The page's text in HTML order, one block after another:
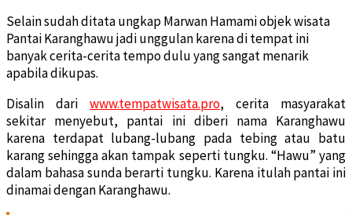
Selain sudah ditata ungkap Marwan Hamami objek wisata
Pantai Karanghawu jadi unggulan karena di tempat ini
banyak cerita-cerita tempo dulu yang sangat menarik
apabila dikupas.
Disalin dari www.tempatwisata.pro, cerita masyarakat
sekitar menyebut, pantai ini diberi nama Karanghawu
karena terdapat lubang-lubang pada tebing atau batu
karang sehingga akan tampak seperti tungku. “Hawu” yang
dalam bahasa sunda berarti tungku. Karena itulah pantai ini
dinamai dengan Karanghawu.